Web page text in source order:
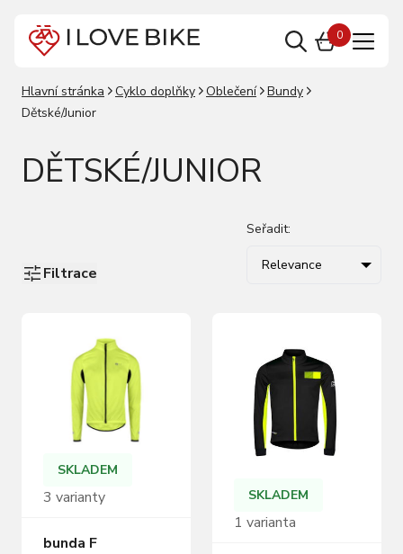
0
Hlavní stránka Cyklo doplňky Oblečení
Bundy
Dětské/Junior
DĚTSKÉ/JUNIOR
Filtrace
Seřadit:
Relevance
SKLADEM
3 varianty
bunda F
SKLADEM
1 varianta